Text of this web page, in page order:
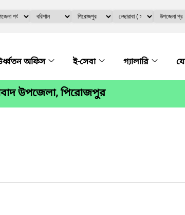
অফিস ই-সেবা গ্যালারি
উপজেলা, পিরোজপুর